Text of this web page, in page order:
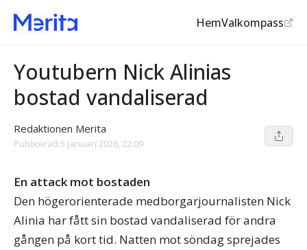
HemValkompass
Media
Youtubern Nick Alinias
bostad vandaliserad
Redaktionen Merita
Publicerad 5 januari 2026, 22:09
En attack mot bostaden
Den högerorienterade medborgarjournalisten Nick
Alinia har fått sin bostad vandaliserad för andra
gången på kort tid. Natten mot söndag sprejades